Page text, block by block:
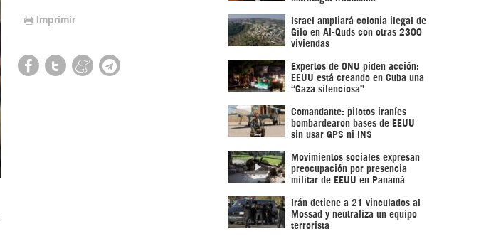
Imprimir Israel ampliará colonia ilegal de
Gilo en Al-Quds con otras 2300
viviendas
Expertos de ONU piden acción:
EEUU está creando en Cuba una
“Gaza silenciosa”
Comandante: pilotos iraníes
bombardearon bases de EEUU
sin usar GPS ni INS
Movimientos sociales expresan
preocupación por presencia
militar de EEUU en Panamá
Irán detiene a 21 vinculados al
Mossad y neutraliza un equipo
terrorista